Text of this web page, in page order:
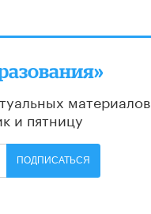
материалов
и пятницу
ПОДПИСАТЬСЯ